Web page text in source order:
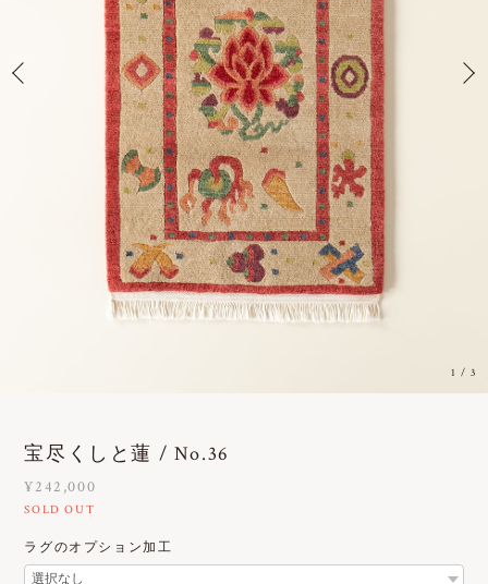
1 /3
宝尽くしと蓮 / No.36
¥242,000
SOLD OUT
ラグのオプション加工